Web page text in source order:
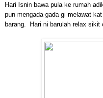
Hari Isnin bawa pula ke rumah
pun mengada-gada gi melawat
barang. Hari ni barulah relax sikit